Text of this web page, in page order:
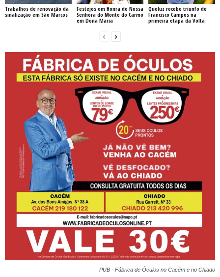
Trabalhos de renovação da
sinalização em São Marcos
Festejos em Honra de Nossa
Senhora do Monte do Carmo
em Dona Maria
Queluz recebe triunfo de
Francisco Campos na
primeira etapa da Volta
PUB - Fábrica de Óculos no Cacém e no Chiado